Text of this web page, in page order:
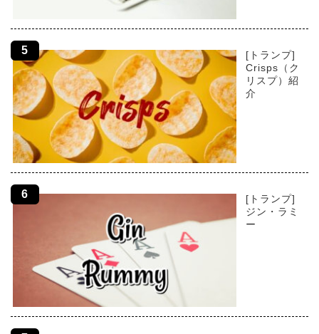
[トランプ]
Crisps（ク
リスプ）紹
介
[トランプ]
ジン・ラミ
ー